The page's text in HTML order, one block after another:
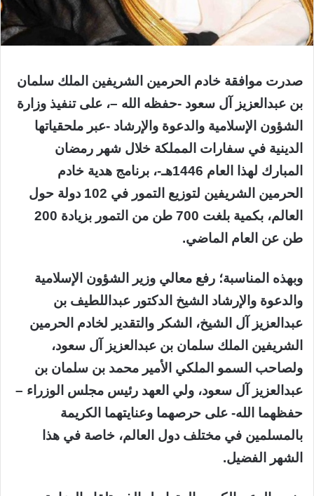
صدرت موافقة خادم الحرمين الشريفين الملك سلمان
بن عبدالعزيز آل سعود -حفظه الله –، على تنفيذ وزارة
الشؤون الإسلامية والدعوة والإرشاد -عبر ملحقياتها
الدينية في سفارات المملكة خلال شهر رمضان
المبارك لهذا العام 1446هـ-، برنامج هدية خادم
الحرمين الشريفين لتوزيع التمور في 102 دولة حول
العالم، بكمية بلغت 700 طن من التمور بزيادة 200
طن عن العام الماضي.
وبهذه المناسبة؛ رفع معالي وزير الشؤون الإسلامية
والدعوة والإرشاد الشيخ الدكتور عبداللطيف بن
عبدالعزيز آل الشيخ، الشكر والتقدير لخادم الحرمين
الشريفين الملك سلمان بن عبدالعزيز آل سعود،
ولصاحب السمو الملكي الأمير محمد بن سلمان بن
عبدالعزيز آل سعود، ولي العهد رئيس مجلس الوزراء –
حفظهما الله- على حرصهما وعنايتهما الكريمة
بالمسلمين في مختلف دول العالم، خاصة في هذا
الشهر الفضيل.